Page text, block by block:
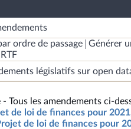
ordre de passage
Générer
législatifs sur open
Tous les amendements ci-
de loi de finances pour
de loi de finances pour